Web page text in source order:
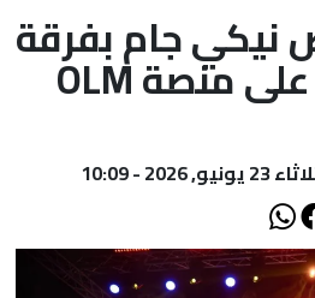
الصحراء
نيكي جام بفرقة
جيبسي كينغ على منصة OLM
2026 - 10:09